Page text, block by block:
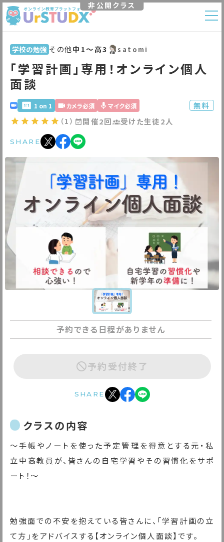
学校の勉強 その他中1〜高3 satomi
「学習計画」専用！オンライン個人
面談
1 on 1 カメラ必須 マイク必須 無料
（1） 開催2回 受けた生徒2人
SHARE
予約できる日程がありません
予約受付終了
SHARE
クラスの内容
〜手帳やノートを使った予定管理を得意とする元・私
立中高教員が、皆さんの自宅学習やその習慣化をサポ
ート！〜
勉強面での不安を抱えている皆さんに、「学習計画の立
て方」をアドバイスする【オンライン個人面談】です。
非公開クラス